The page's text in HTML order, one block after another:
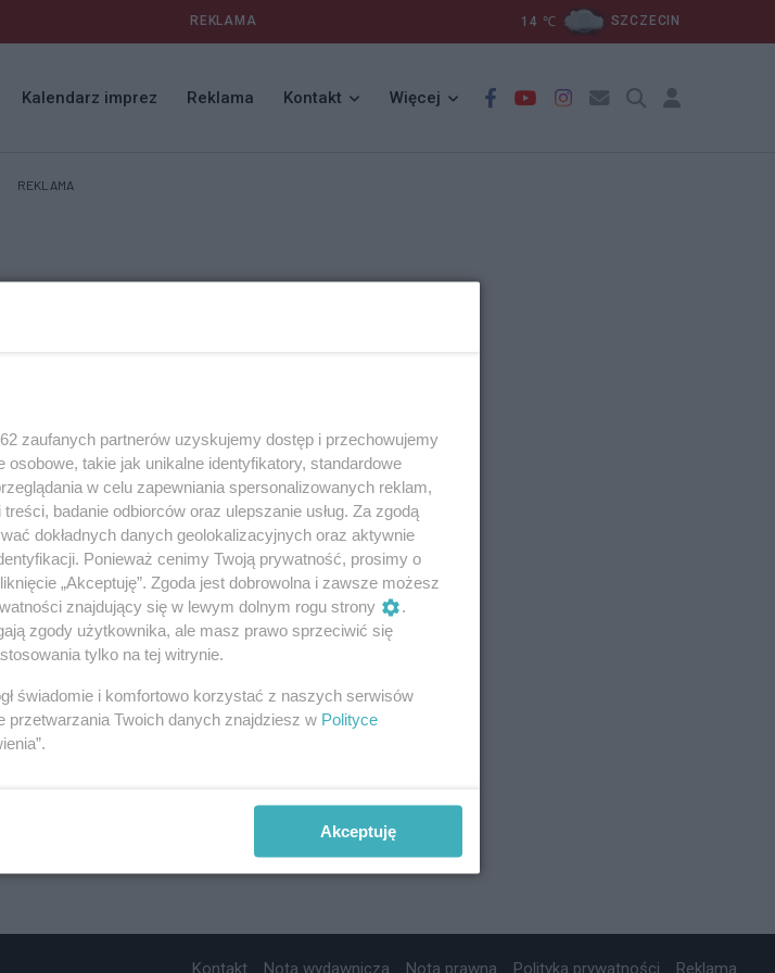
REKLAMA 14 ℃ SZCZECIN
Kalendarz imprez Reklama Kontakt Więcej
REKLAMA
Kontakt Nota wydawnicza Nota prawna Polityka prywatności Reklama
zaufanych partnerów uzyskujemy dostęp i przechowujemy
takie jak unikalne identyfikatory, standardowe
w celu zapewniania spersonalizowanych reklam,
badanie odbiorców oraz ulepszanie usług. Za zgodą
dokładnych danych geolokalizacyjnych oraz aktywnie
Ponieważ cenimy Twoją prywatność, prosimy o
„Akceptuję”. Zgoda jest dobrowolna i zawsze możesz
znajdujący się w lewym dolnym rogu strony
.
zgody użytkownika, ale masz prawo sprzeciwić się
tylko na tej witrynie.
świadomie i komfortowo korzystać z naszych serwisów
przetwarzania Twoich danych znajdziesz w Polityce
Akceptuję